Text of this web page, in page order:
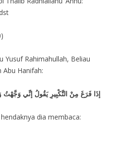
Yusuf Rahimahullah, Beliau
Hanifah:
إذَا فَرَغَ مِنْ التَّكْبِيرِ يَقُولُ إنِّي
dia membaca: